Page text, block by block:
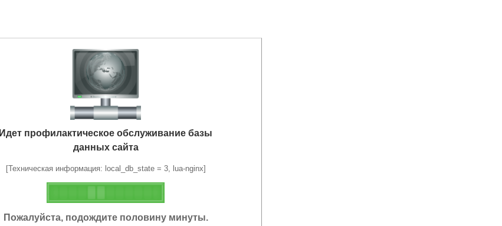
Идет профилактическое обслуживание базы
данных сайта
[Техническая информация: local_db_state = 3, lua-nginx]
Пожалуйста, подождите половину минуты.